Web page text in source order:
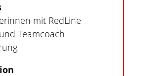
mit RedLine
Teamcoach